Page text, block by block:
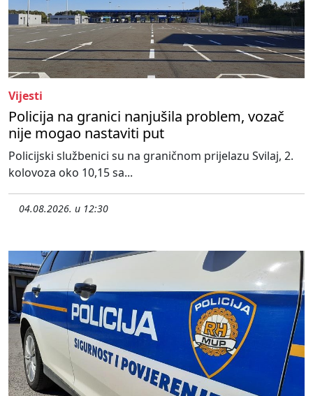
Vijesti
Policija na granici nanjušila problem, vozač
nije mogao nastaviti put
Policijski službenici su na graničnom prijelazu Svilaj, 2.
kolovoza oko 10,15 sa...
04.08.2026. u 12:30